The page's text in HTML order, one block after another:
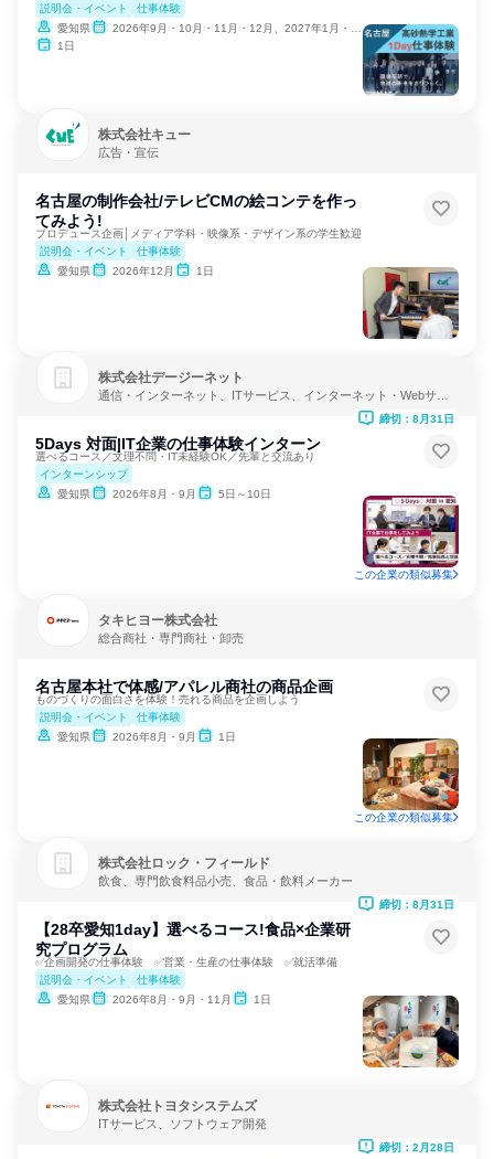
説明会・イベント
仕事体験
愛知県
2026年9月・10月・11月・12月、2027年1月・2月
1日
株式会社キュー
広告・宣伝
名古屋の制作会社/テレビCMの絵コンテを作っ
てみよう!
プロデュース企画│メディア学科・映像系・デザイン系の学生歓迎
説明会・イベント
仕事体験
愛知県
2026年12月 1日
株式会社デージーネット
通信・インターネット、ITサービス、インターネット・Webサー
5Days 対面|IT企業の仕事体験インターン
選べるコース／文理不問・IT未経験OK／先輩と交流あり
インターンシップ
愛知県
2026年8月・9月 5日～10日
締切：8月31日
この企業の類似募集
タキヒヨー株式会社
総合商社・専門商社・卸売
名古屋本社で体感/アパレル商社の商品企画
ものづくりの面白さを体験！売れる商品を企画しよう
説明会・イベント
仕事体験
愛知県
2026年8月・9月 1日
この企業の類似募集
株式会社ロック・フィールド
飲食、専門飲食料品小売、食品・飲料メーカー
【28卒愛知1day】選べるコース!食品×企業研
究プログラム
✅企画開発の仕事体験 ✅営業・生産の仕事体験 ✅就活準備
説明会・イベント
仕事体験
愛知県
2026年8月・9月・11月 1日
締切：8月31日
株式会社トヨタシステムズ
ITサービス、ソフトウェア開発
締切：2月28日